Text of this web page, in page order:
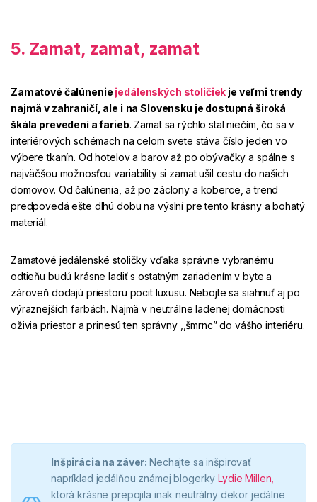
5. Zamat, zamat, zamat
Zamatové čalúnenie jedálenských stoličiek je veľmi trendy
najmä v zahraničí, ale i na Slovensku je dostupná široká
škála prevedení a farieb. Zamat sa rýchlo stal niečím, čo sa v
interiérových schémach na celom svete stáva číslo jeden vo
výbere tkanín. Od hotelov a barov až po obývačky a spálne s
najväčšou možnosťou variability si zamat ušil cestu do našich
domovov. Od čalúnenia, až po záclony a koberce, a trend
predpovedá ešte dlhú dobu na výslní pre tento krásny a bohatý
materiál.
Zamatové jedálenské stoličky vďaka správne vybranému
odtieňu budú krásne ladiť s ostatným zariadením v byte a
zároveň dodajú priestoru pocit luxusu. Nebojte sa siahnuť aj po
výraznejších farbách. Najmäv neutrálne ladenej domácnosti
oživia priestor a prinesú ten správny ,,šmrnc” do vášho interiéru.
Inšpirácia na záver:Nechajte sa inšpirovať
napríklad jedálňou známej blogerkyLydie Millen
ktorá krásne prepojila inak neutrálny dekor jedálne